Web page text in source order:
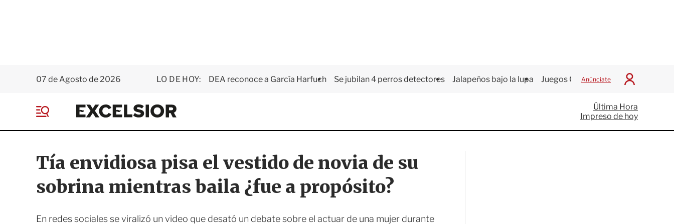
07 de Agosto de 2026 LO DE HOY: DEA reconoce a García Harfuch Se jubilan 4 perros detectores Jalapeños bajo la lupa Juegos Centroamericanos
Anúnciate
I
c
i
a
E
x
e
s
i
o
r
e
Última Hora
Impreso de hoy
Tía envidiosa pisa el vestido de novia de su
sobrina mientras baila ¿fue a propósito?
En redes sociales se viralizó un video que desató un debate sobre el actuar de una mujer durante